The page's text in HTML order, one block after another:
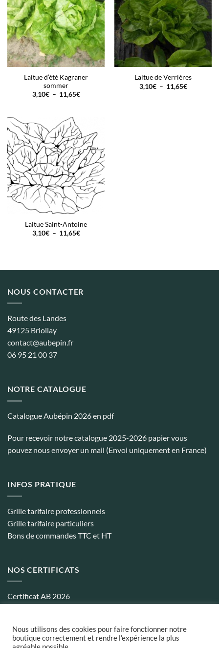
Laitue d’été Kagraner
sommer
3,10€ – 11,65€Plage
Laitue de Verrières
3,10€ – 11,65€Plage
Laitue Saint-Antoine
3,10€ – 11,65€Plage
NOUS CONTACTER
Route des Landes
49125 Briollay
contact@aubepin.fr
06 95 21 00 37
NOTRE CATALOGUE
Catalogue Aubépin 2026 en pdf
Pour recevoir notre catalogue 2025-2026 papier vous
pouvez nous envoyer un mail (Envoi uniquement en France)
INFOS PRATIQUE
Grille tarifaire professionnels
Grille tarifaire particuliers
Bons de commandes TTC et HT
NOS CERTIFICATS
Certificat AB 2026
Nous utilisons des cookies pour faire fonctionner notre
boutique correctement et rendre l'expérience la plus